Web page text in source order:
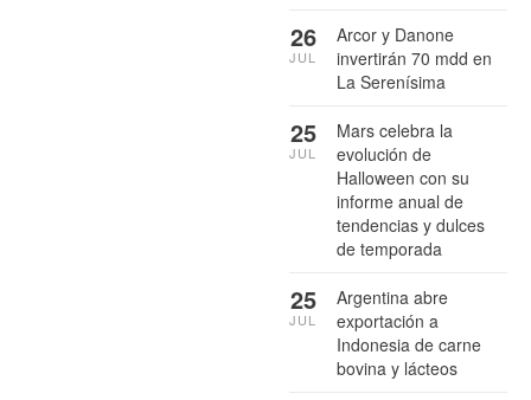
Arcor y Danone
invertirán 70 mdd en
La Serenísima
26
JUL
Mars celebra la
evolución de
Halloween con su
informe anual de
tendencias y dulces
de temporada
25
JUL
Argentina abre
exportación a
Indonesia de carne
bovina y lácteos
25
JUL